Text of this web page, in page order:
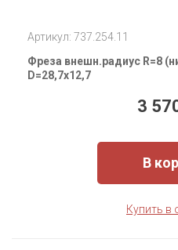
Артикул: 737.254.11
Фреза внешн.радиус R=8
D=28,7x12,7
3
В
Купить в